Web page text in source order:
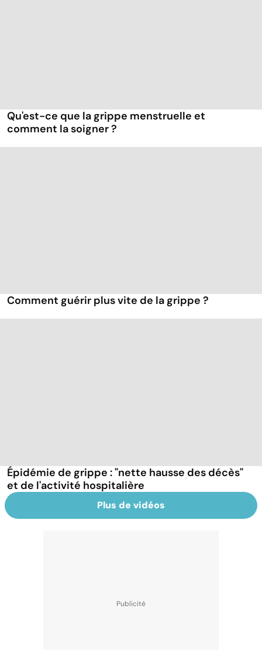
Qu'est-ce que la grippe menstruelle et
comment la soigner ?
Comment guérir plus vite de la grippe ?
Épidémie de grippe : "nette hausse des décès"
et de l'activité hospitalière
Plus de vidéos